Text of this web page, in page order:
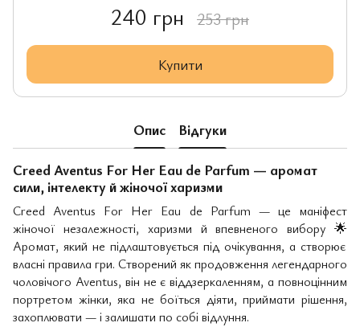
240 грн 253 грн
Купити
Опис Відгуки
Creed Aventus For Her Eau de Parfum — аромат
сили, інтелекту й жіночої харизми
Creed Aventus For Her Eau de Parfum — це маніфест
жіночої незалежності, харизми й впевненого вибору 🌟
Аромат, який не підлаштовується під очікування, а створює
власні правила гри. Створений як продовження легендарного
чоловічого Aventus, він не є віддзеркаленням, а повноцінним
портретом жінки, яка не боїться діяти, приймати рішення,
захоплювати — і залишати по собі відлуння.